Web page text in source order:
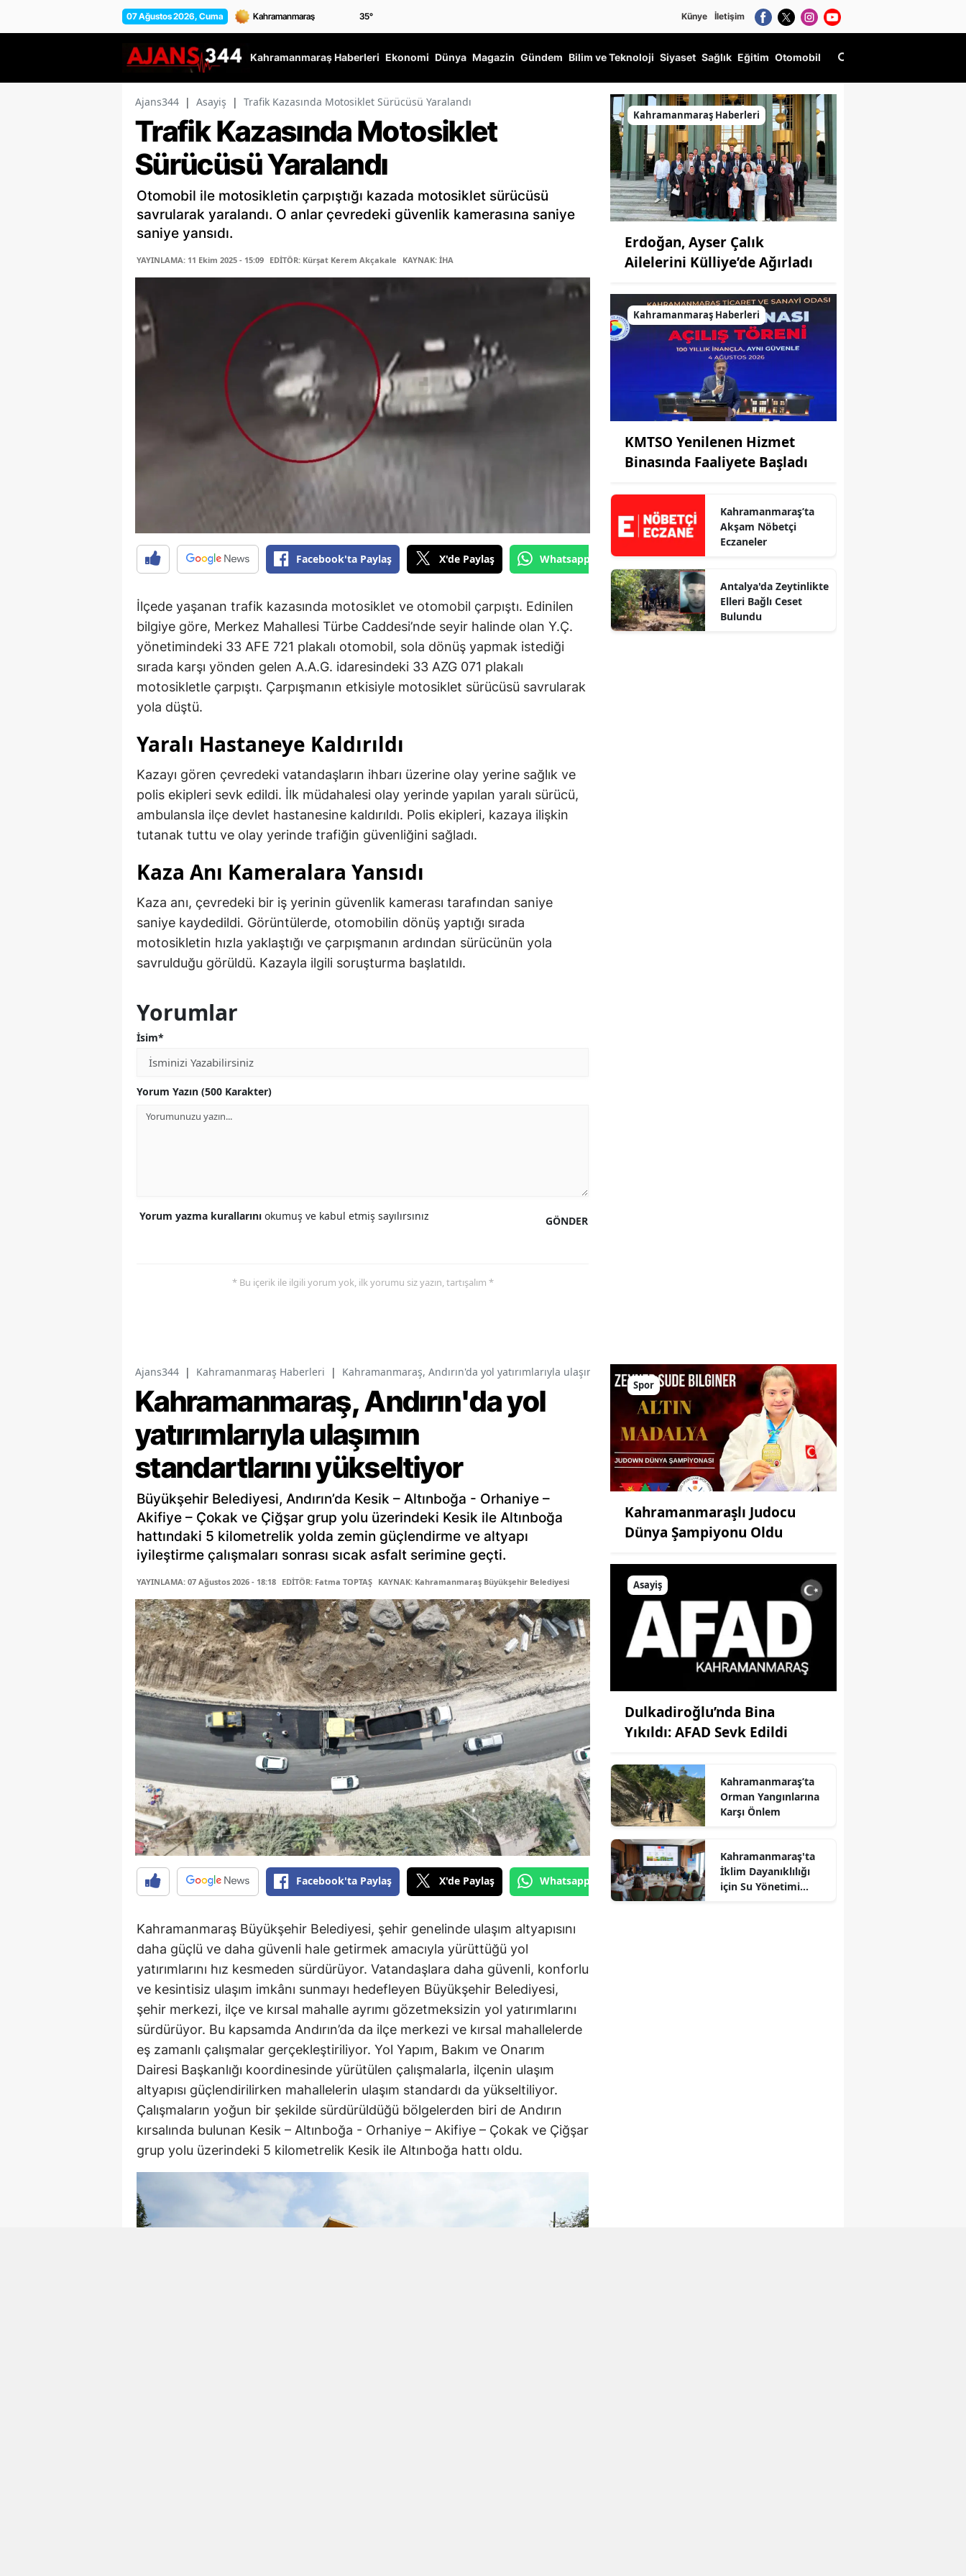
07 Ağustos 2026, Cuma 35° Künye İletişim
Kahramanmaraş Haberleri Ekonomi Dünya Magazin Gündem Bilim ve Teknoloji Siyaset Sağlık Eğitim Otomobil
Ajans344 | Asayiş | Trafik Kazasında Motosiklet Sürücüsü Yaralandı
Trafik Kazasında Motosiklet
Sürücüsü Yaralandı
Otomobil ile motosikletin çarpıştığı kazada motosiklet sürücüsü
savrularak yaralandı. O anlar çevredeki güvenlik kamerasına saniye
saniye yansıdı.
YAYINLAMA: 11 Ekim 2025 - 15:09 EDİTÖR: Kürşat Kerem Akçakale KAYNAK: İHA
Facebook'ta Paylaş X'de Paylaş Whatsapp'tan Gönder
İlçede yaşanan trafik kazasında motosiklet ve otomobil çarpıştı. Edinilen
bilgiye göre, Merkez Mahallesi Türbe Caddesi’nde seyir halinde olan Y.Ç.
yönetimindeki 33 AFE 721 plakalı otomobil, sola dönüş yapmak istediği
sırada karşı yönden gelen A.A.G. idaresindeki 33 AZG 071 plakalı
motosikletle çarpıştı. Çarpışmanın etkisiyle motosiklet sürücüsü savrularak
yola düştü.
Yaralı Hastaneye Kaldırıldı
Kazayı gören çevredeki vatandaşların ihbarı üzerine olay yerine sağlık ve
polis ekipleri sevk edildi. İlk müdahalesi olay yerinde yapılan yaralı sürücü,
ambulansla ilçe devlet hastanesine kaldırıldı. Polis ekipleri, kazaya ilişkin
tutanak tuttu ve olay yerinde trafiğin güvenliğini sağladı.
Kaza Anı Kameralara Yansıdı
Kaza anı, çevredeki bir iş yerinin güvenlik kamerası tarafından saniye
saniye kaydedildi. Görüntülerde, otomobilin dönüş yaptığı sırada
motosikletin hızla yaklaştığı ve çarpışmanın ardından sürücünün yola
savrulduğu görüldü. Kazayla ilgili soruşturma başlatıldı.
Yorumlar
İsim*
Yorum Yazın (500 Karakter)
GÖNDER
Yorum yazma kurallarını okumuş ve kabul etmiş sayılırsınız
* Bu içerik ile ilgili yorum yok, ilk yorumu siz yazın, tartışalım *
Kahramanmaraş Haberleri
Erdoğan, Ayser Çalık
Ailelerini Külliye’de Ağırladı
Kahramanmaraş Haberleri
KMTSO Yenilenen Hizmet
Binasında Faaliyete Başladı
Kahramanmaraş’ta
Akşam Nöbetçi
Eczaneler
Antalya'da Zeytinlikte
Elleri Bağlı Ceset
Bulundu
Ajans344 | Kahramanmaraş Haberleri | Kahramanmaraş, Andırın'da yol yatırımlarıyla ulaşımın standartlarını yükseltiyor
Kahramanmaraş, Andırın'da yol
yatırımlarıyla ulaşımın
standartlarını yükseltiyor
Büyükşehir Belediyesi, Andırın’da Kesik – Altınboğa - Orhaniye –
Akifiye – Çokak ve Çiğşar grup yolu üzerindeki Kesik ile Altınboğa
hattındaki 5 kilometrelik yolda zemin güçlendirme ve altyapı
iyileştirme çalışmaları sonrası sıcak asfalt serimine geçti.
YAYINLAMA: 07 Ağustos 2026 - 18:18 EDİTÖR: Fatma TOPTAŞ KAYNAK: Kahramanmaraş Büyükşehir Belediyesi
Facebook'ta Paylaş X'de Paylaş Whatsapp'tan Gönder
Kahramanmaraş Büyükşehir Belediyesi, şehir genelinde ulaşım altyapısını
daha güçlü ve daha güvenli hale getirmek amacıyla yürüttüğü yol
yatırımlarını hız kesmeden sürdürüyor. Vatandaşlara daha güvenli, konforlu
ve kesintisiz ulaşım imkânı sunmayı hedefleyen Büyükşehir Belediyesi,
şehir merkezi, ilçe ve kırsal mahalle ayrımı gözetmeksizin yol yatırımlarını
sürdürüyor. Bu kapsamda Andırın’da da ilçe merkezi ve kırsal mahallelerde
eş zamanlı çalışmalar gerçekleştiriliyor. Yol Yapım, Bakım ve Onarım
Dairesi Başkanlığı koordinesinde yürütülen çalışmalarla, ilçenin ulaşım
altyapısı güçlendirilirken mahallelerin ulaşım standardı da yükseltiliyor.
Çalışmaların yoğun bir şekilde sürdürüldüğü bölgelerden biri de Andırın
kırsalında bulunan Kesik – Altınboğa - Orhaniye – Akifiye – Çokak ve Çiğşar
grup yolu üzerindeki 5 kilometrelik Kesik ile Altınboğa hattı oldu.
Spor
Kahramanmaraşlı Judocu
Dünya Şampiyonu Oldu
Asayiş
Dulkadiroğlu’nda Bina
Yıkıldı: AFAD Sevk Edildi
Kahramanmaraş’ta
Orman Yangınlarına
Karşı Önlem
Kahramanmaraş'ta
İklim Dayanıklılığı
için Su Yönetimi